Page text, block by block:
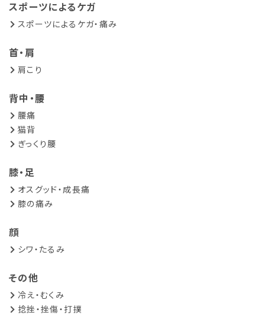
スポーツによるケガ
スポーツによるケガ・痛み
首・肩
肩こり
背中・腰
腰痛
猫背
ぎっくり腰
膝・足
オスグッド・成長痛
膝の痛み
顔
シワ・たるみ
その他
冷え・むくみ
捻挫・挫傷・打撲